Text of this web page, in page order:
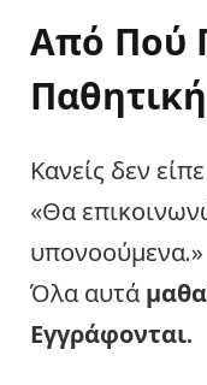
Από Πού
Κανείς δεν
«Θα
υπονοούμενα.»
Όλα αυτά
Εγγράφονται.